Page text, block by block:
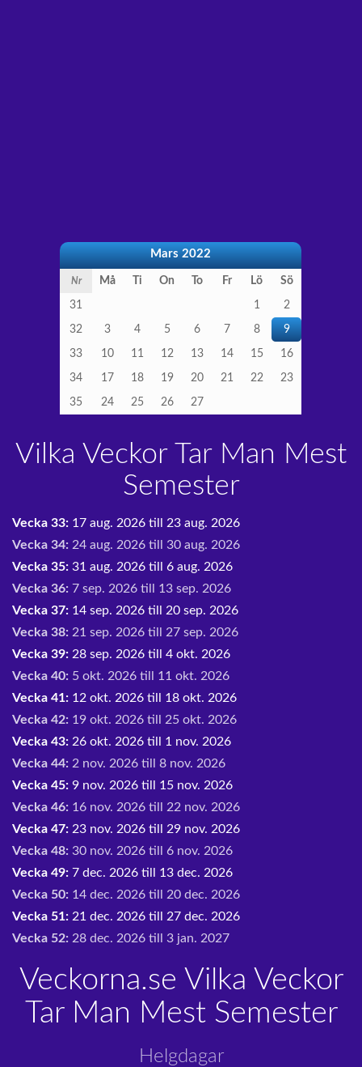
Mars 2022
Nr Må Ti On To Fr Lö Sö
31 1 2
32 3 4 5 6 7 8 9
33 10 11 12 13 14 15 16
34 17 18 19 20 21 22 23
35 24 25 26 27
Vilka Veckor Tar Man Mest
Semester
Vecka 33: 17 aug. 2026 till 23 aug. 2026
Vecka 34: 24 aug. 2026 till 30 aug. 2026
Vecka 35: 31 aug. 2026 till 6 aug. 2026
Vecka 36: 7 sep. 2026 till 13 sep. 2026
Vecka 37: 14 sep. 2026 till 20 sep. 2026
Vecka 38: 21 sep. 2026 till 27 sep. 2026
Vecka 39: 28 sep. 2026 till 4 okt. 2026
Vecka 40: 5 okt. 2026 till 11 okt. 2026
Vecka 41: 12 okt. 2026 till 18 okt. 2026
Vecka 42: 19 okt. 2026 till 25 okt. 2026
Vecka 43: 26 okt. 2026 till 1 nov. 2026
Vecka 44: 2 nov. 2026 till 8 nov. 2026
Vecka 45: 9 nov. 2026 till 15 nov. 2026
Vecka 46: 16 nov. 2026 till 22 nov. 2026
Vecka 47: 23 nov. 2026 till 29 nov. 2026
Vecka 48: 30 nov. 2026 till 6 nov. 2026
Vecka 49: 7 dec. 2026 till 13 dec. 2026
Vecka 50: 14 dec. 2026 till 20 dec. 2026
Vecka 51: 21 dec. 2026 till 27 dec. 2026
Vecka 52: 28 dec. 2026 till 3 jan. 2027
Veckorna.se Vilka Veckor
Tar Man Mest Semester
Helgdagar